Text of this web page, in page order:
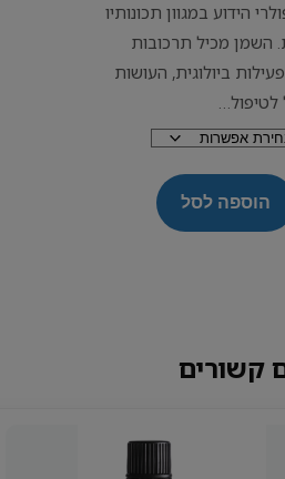
הידוע במגוון תכונותיו
השמן מכיל תרכובות
ביולוגית, העושות
לטיפול…
הוספה לסל
קשורים